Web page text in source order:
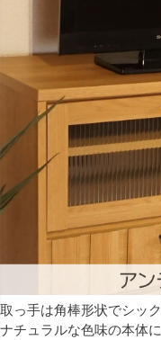
取っ手は角棒形状でシック
ナチュラルな色味の本体